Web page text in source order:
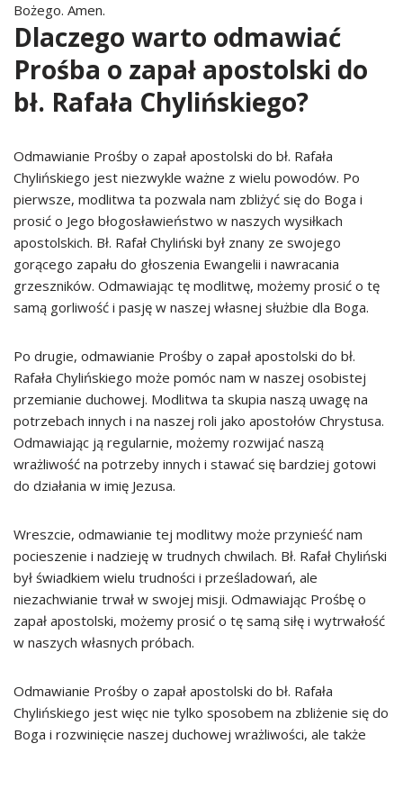
Bożego. Amen.
Dlaczego warto odmawiać
Prośba o zapał apostolski do
bł. Rafała Chylińskiego?
Odmawianie Prośby o zapał apostolski do bł. Rafała
Chylińskiego jest niezwykle ważne z wielu powodów. Po
pierwsze, modlitwa ta pozwala nam zbliżyć się do Boga i
prosić o Jego błogosławieństwo w naszych wysiłkach
apostolskich. Bł. Rafał Chyliński był znany ze swojego
gorącego zapału do głoszenia Ewangelii i nawracania
grzeszników. Odmawiając tę modlitwę, możemy prosić o tę
samą gorliwość i pasję w naszej własnej służbie dla Boga.
Po drugie, odmawianie Prośby o zapał apostolski do bł.
Rafała Chylińskiego może pomóc nam w naszej osobistej
przemianie duchowej. Modlitwa ta skupia naszą uwagę na
potrzebach innych i na naszej roli jako apostołów Chrystusa.
Odmawiając ją regularnie, możemy rozwijać naszą
wrażliwość na potrzeby innych i stawać się bardziej gotowi
do działania w imię Jezusa.
Wreszcie, odmawianie tej modlitwy może przynieść nam
pocieszenie i nadzieję w trudnych chwilach. Bł. Rafał Chyliński
był świadkiem wielu trudności i prześladowań, ale
niezachwianie trwał w swojej misji. Odmawiając Prośbę o
zapał apostolski, możemy prosić o tę samą siłę i wytrwałość
w naszych własnych próbach.
Odmawianie Prośby o zapał apostolski do bł. Rafała
Chylińskiego jest więc nie tylko sposobem na zbliżenie się do
Boga i rozwinięcie naszej duchowej wrażliwości, ale także